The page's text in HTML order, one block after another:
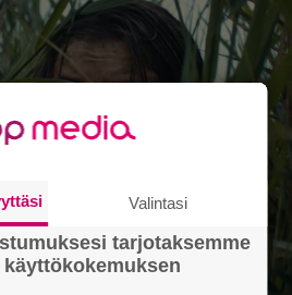
Valintasi
tarjotaksemme